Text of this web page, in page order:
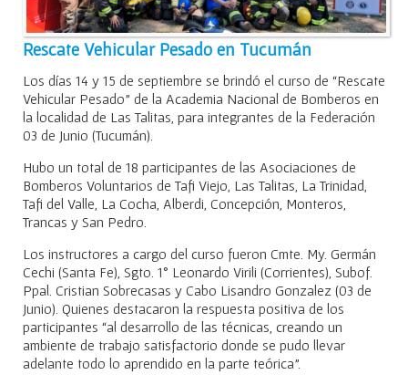
CONTACTO
Rescate Vehicular Pesado en Tucumán
Los días 14 y 15 de septiembre se brindó el curso de “Rescate
Vehicular Pesado” de la Academia Nacional de Bomberos en
la localidad de Las Talitas, para integrantes de la Federación
03 de Junio (Tucumán).
Hubo un total de 18 participantes de las Asociaciones de
Bomberos Voluntarios de Tafi Viejo, Las Talitas, La Trinidad,
Tafi del Valle, La Cocha, Alberdi, Concepción, Monteros,
Trancas y San Pedro.
Los instructores a cargo del curso fueron Cmte. My. Germán
Cechi (Santa Fe), Sgto. 1° Leonardo Virili (Corrientes), Subof.
Ppal. Cristian Sobrecasas y Cabo Lisandro Gonzalez (03 de
Junio). Quienes destacaron la respuesta positiva de los
participantes “al desarrollo de las técnicas, creando un
ambiente de trabajo satisfactorio donde se pudo llevar
adelante todo lo aprendido en la parte teórica”.